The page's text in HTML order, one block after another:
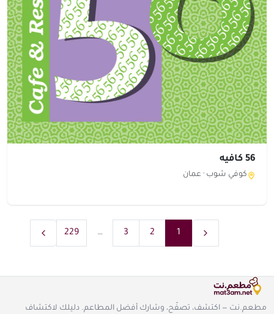
56 كافيه
كوفي شوب · عمان
1
2
3
…
229
مطعم.نت — اكتشف، تصفّح، وشارك أفضل المطاعم. دليلك لاكتشاف